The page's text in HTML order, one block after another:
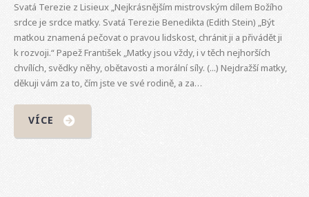
Svatá Terezie z Lisieux „Nejkrásnějším mistrovským dílem Božího
srdce je srdce matky. Svatá Terezie Benedikta (Edith Stein) „Být
matkou znamená pečovat o pravou lidskost, chránit ji a přivádět ji
k rozvoji.“ Papež František „Matky jsou vždy, i v těch nejhorších
chvílích, svědky něhy, obětavosti a morální síly. (...) Nejdražší matky,
děkuji vám za to, čím jste ve své rodině, a za…
VÍCE